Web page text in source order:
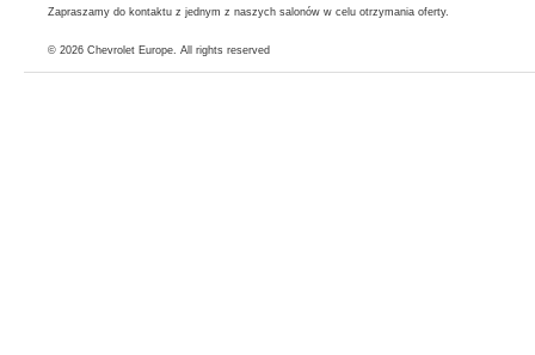
Zapraszamy do kontaktu z jednym z naszych salonów w celu otrzymania oferty.
© 2026 Chevrolet Europe. All rights reserved